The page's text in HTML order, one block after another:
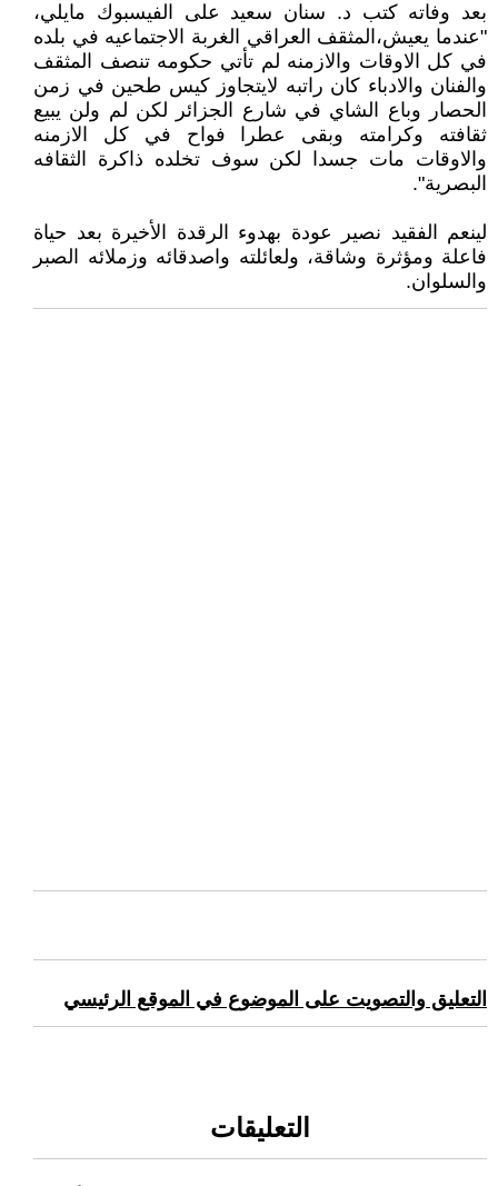
بعد وفاته كتب د. سنان سعيد على الفيسبوك مايلي،
"عندما يعيش،المثقف العراقي الغربة الاجتماعيه في بلده
في كل الاوقات والازمنه لم تأتي حكومه تنصف المثقف
والفنان والادباء كان راتبه لايتجاوز كيس طحين في زمن
الحصار وباع الشاي في شارع الجزائر لكن لم ولن يبيع
ثقافته وكرامته وبقى عطرا فواح في كل الازمنه
والاوقات مات جسدا لكن سوف تخلده ذاكرة الثقافه
البصرية".
لينعم الفقيد نصير عودة بهدوء الرقدة الأخيرة بعد حياة
فاعلة ومؤثرة وشاقة، ولعائلته واصدقائه وزملائه الصبر
والسلوان.
التعليق والتصويت على الموضوع في الموقع الرئيسي
التعليقات